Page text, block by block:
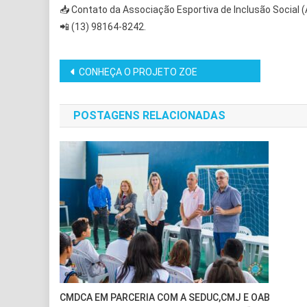
📥 Contato da Associação Esportiva de Inclusão Social
📲 (13) 98164-8242.
Navegação
de
Post
CONHEÇA O PROJETO ZOE
POSTAGENS RELACIONADAS
CMDCA EM PARCERIA COM A SEDUC,CMJ E OAB